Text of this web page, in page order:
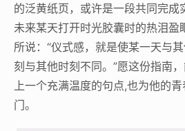
的泛黄纸页，或许是一段共同完成
未来某天打开时光胶囊时的热泪盈
所说：“仪式感，就是使某一天与
刻与其他时刻不同。”愿这份指南
上一个充满温度的句点,也为他的
门。